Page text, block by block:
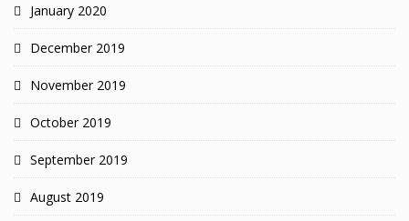
January 2020
December 2019
November 2019
October 2019
September 2019
August 2019